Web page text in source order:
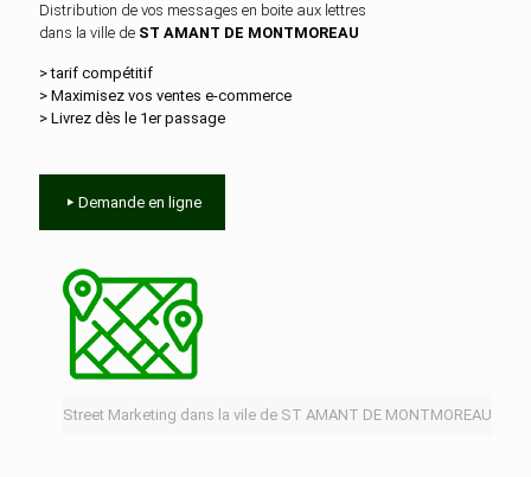
Distribution de vos messages en boite aux lettres
dans la ville de ST AMANT DE MONTMOREAU
> tarif compétitif
> Maximisez vos ventes e‑commerce
> Livrez dès le 1er passage
Demande en ligne
Street Marketing dans la vile de ST AMANT DE MONTMOREAU